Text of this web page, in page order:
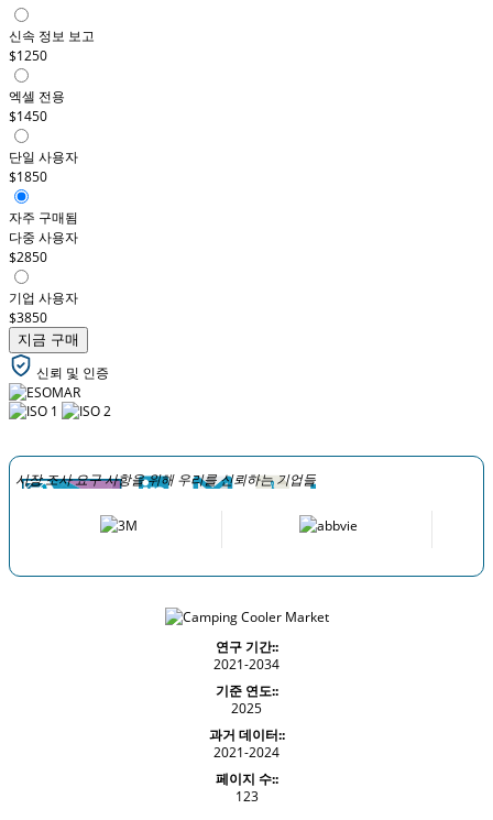
신속 정보 보고
$1250
엑셀 전용
$1450
단일 사용자
$1850
자주 구매됨
다중 사용자
$2850
기업 사용자
$3850
지금 구매
신뢰 및 인증
시장 조사 요구 사항을 위해 우리를 신뢰하는 기업들
연구 기간::
2021-2034
기준 연도::
2025
과거 데이터::
2021-2024
페이지 수::
123